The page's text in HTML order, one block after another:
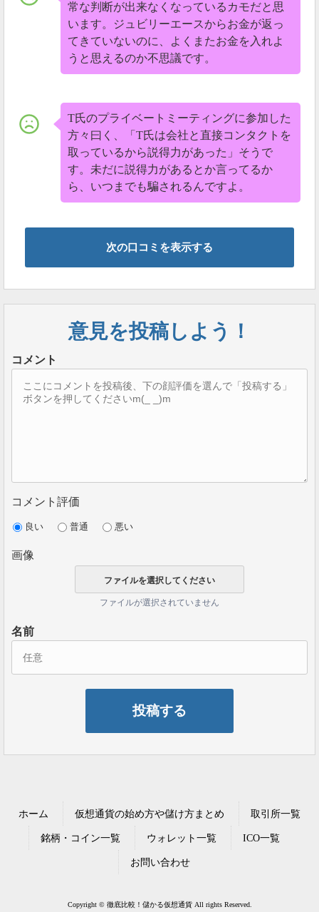
常な判断が出来なくなっているカモだと思
います。ジュビリーエースからお金が返っ
てきていないのに、よくまたお金を入れよ
うと思えるのか不思議です。
T氏のプライベートミーティングに参加した
方々曰く、「T氏は会社と直接コンタクトを
取っているから説得力があった」そうで
す。未だに説得力があるとか言ってるか
ら、いつまでも騙されるんですよ。
次の口コミを表示する
意見を投稿しよう！
コメント
コメント評価
良い 普通 悪い
画像
ファイルが選択されていません
名前
ホーム 仮想通貨の始め方や儲け方まとめ 取引所一覧
銘柄・コイン一覧 ウォレット一覧 ICO一覧
お問い合わせ
Copyright © 徹底比較！儲かる仮想通貨 All rights Reserved.